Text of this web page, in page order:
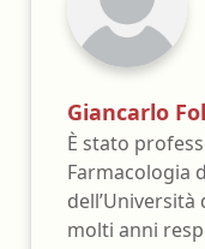
Giancarlo
È stato
Farmacologia
molti anni